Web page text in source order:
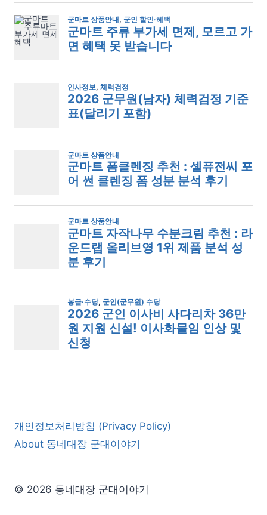
개인정보처리방침 (Privacy Policy)
About 동네대장 군대이야기
© 2026 동네대장 군대이야기